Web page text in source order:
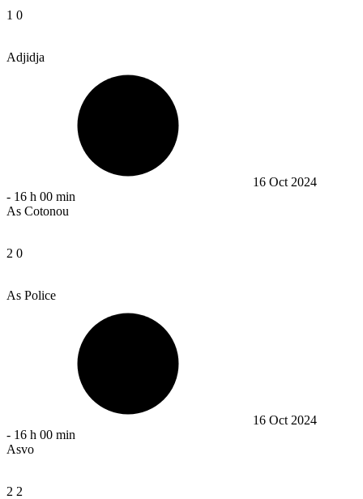
1 0
Adjidja
16 Oct 2024
- 16 h 00 min
As Cotonou
2 0
As Police
16 Oct 2024
- 16 h 00 min
Asvo
2 2